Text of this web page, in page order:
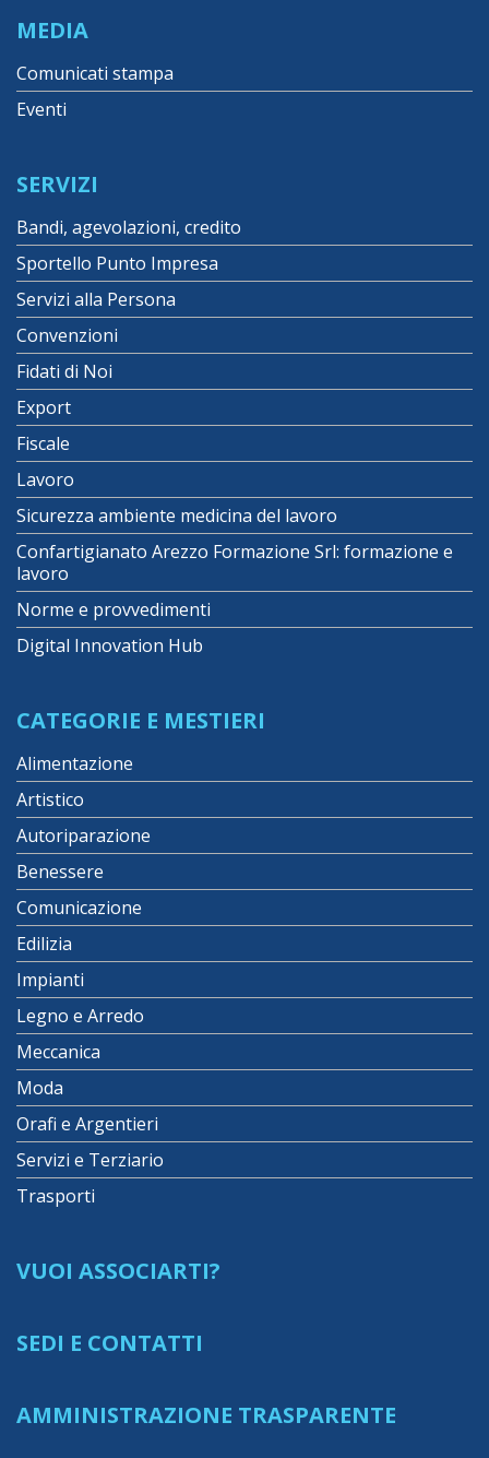
MEDIA
Comunicati stampa
Eventi
SERVIZI
Bandi, agevolazioni, credito
Sportello Punto Impresa
Servizi alla Persona
Convenzioni
Fidati di Noi
Export
Fiscale
Lavoro
Sicurezza ambiente medicina del lavoro
Confartigianato Arezzo Formazione Srl: formazione e
lavoro
Norme e provvedimenti
Digital Innovation Hub
CATEGORIE E MESTIERI
Alimentazione
Artistico
Autoriparazione
Benessere
Comunicazione
Edilizia
Impianti
Legno e Arredo
Meccanica
Moda
Orafi e Argentieri
Servizi e Terziario
Trasporti
VUOI ASSOCIARTI?
SEDI E CONTATTI
AMMINISTRAZIONE TRASPARENTE